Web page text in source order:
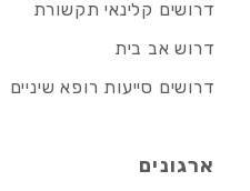
דרושים קלינאי תקשורת
דרוש אב בית
דרושים סייעות רופא שיניים
ארגונים